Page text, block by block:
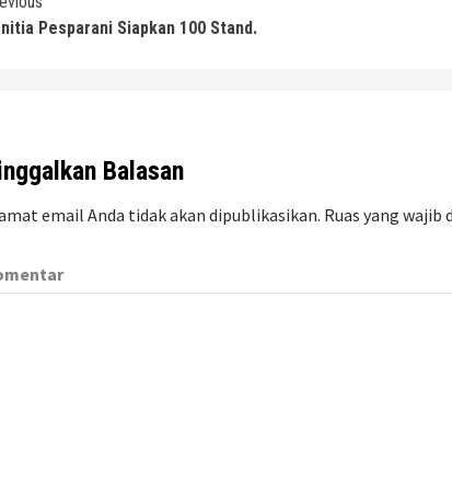
Pesparani Siapkan 100 Stand.
Balasan
email Anda tidak akan dipublikasikan. Ruas yang wajib